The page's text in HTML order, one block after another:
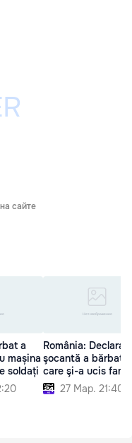
сайте
a
mașina
soldați
România:
şocantă a
care şi-a ucis
27 Мар. 21:40